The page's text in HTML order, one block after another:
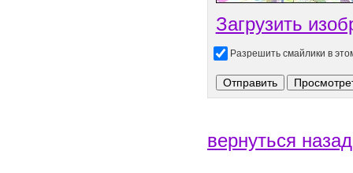
Загрузить
Разрешить смайлики в
вернуться назад